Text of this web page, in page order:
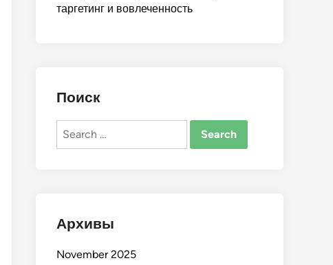
таргетинг и вовлеченность
Поиск
Search
Архивы
November 2025